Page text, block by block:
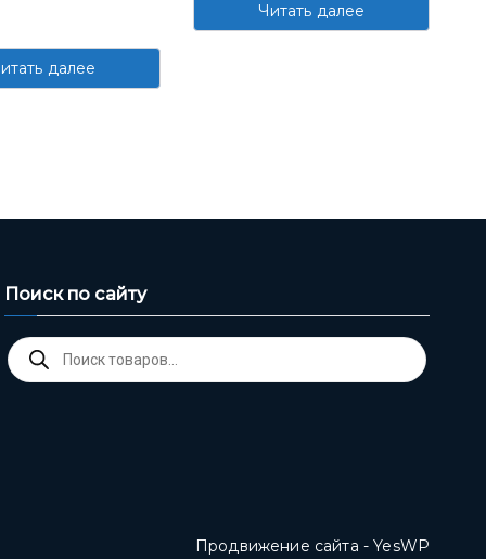
далее
Читать далее
Поиск по сайту
Поиск
товаров
Продвижение сайта - YesWP